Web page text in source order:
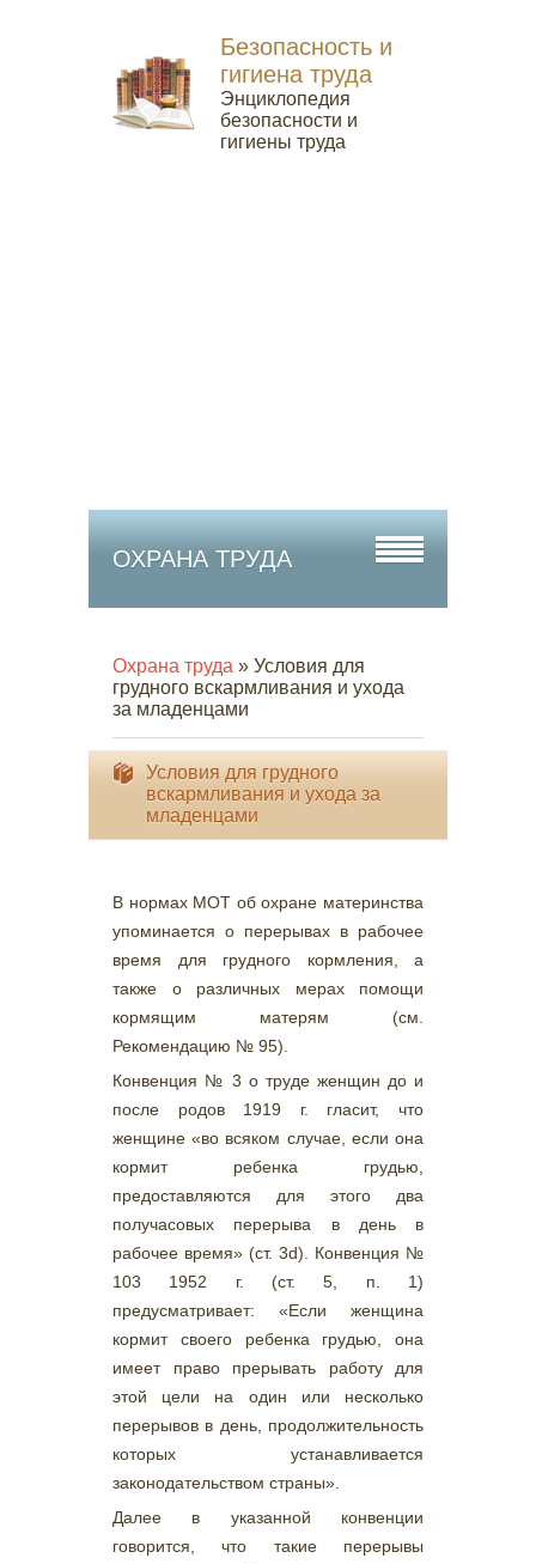
Безопасность и
гигиена труда
Энциклопедия
безопасности и
гигиены труда
ОХРАНА ТРУДА
Охрана труда » Условия для
грудного вскармливания и ухода
за младенцами
Условия для грудного
вскармливания и ухода за
младенцами
В нормах МОТ об охране материнства
упоминается о перерывах в рабочее
время для грудного кормления, а
также о различных мерах помощи
кормящим матерям (см.
Рекомендацию № 95).
Конвенция № 3 о труде женщин до и
после родов 1919 г. гласит, что
женщине «во всяком случае, если она
кормит ребенка грудью,
предоставляются для этого два
получасовых перерыва в день в
рабочее время» (ст. 3d). Конвенция №
103 1952 г. (ст. 5, п. 1)
предусматривает: «Если женщина
кормит своего ребенка грудью, она
имеет право прерывать работу для
этой цели на один или несколько
перерывов в день, продолжительность
которых устанавливается
законодательством страны».
Далее в указанной конвенции
говорится, что такие перерывы